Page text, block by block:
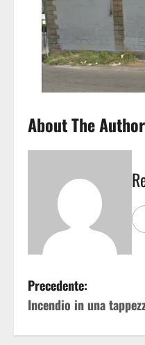
About The Author
Precedente:
Incendio in una